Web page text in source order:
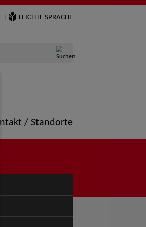
LEICHTE SPRACHE
/ Standorte